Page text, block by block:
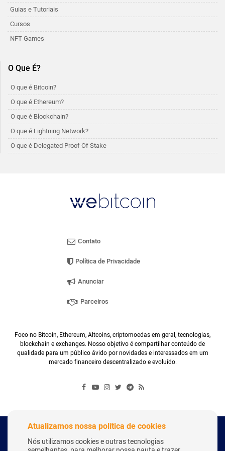
Guias e Tutoriais
Cursos
NFT Games
O Que É?
O que é Bitcoin?
O que é Ethereum?
O que é Blockchain?
O que é Lightning Network?
O que é Delegated Proof Of Stake
Contato
Política de Privacidade
Anunciar
Parceiros
Foco no Bitcoin, Ethereum, Altcoins, criptomoedas em geral, tecnologias,
blockchain e exchanges. Nosso objetivo é compartilhar conteúdo de
qualidade para um público ávido por novidades e interessados em um
mercado financeiro descentralizado e evoluído.
Copyright Webitcoin 2018 - Todos os Direitos Reservados
Atualizamos nossa política de cookies
Nós utilizamos cookies e outras tecnologias